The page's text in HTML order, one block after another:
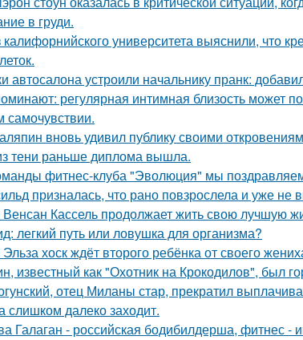
в груди.
университета выяснили, что
автосалона устроили начальнику пранк:
регулярная интимная близость может
вновь удивил публику своими
тени раньше диплома вышла.
фитнес-клуба "Эволюция" мы
призналась, что рано повзрослела и уже не
Кассель продолжает жить свою лучшую
легкий путь или ловушка для организма?
хоск ждёт второго ребёнка от своего
известный как "Охотник на Крокодилов", был
отец Миланы стар, прекратил
слишком далеко заходит.
Галаган - российская бодибилдерша, фитнес -